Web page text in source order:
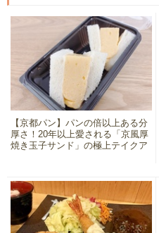
【京都パン】パンの倍以上ある分
厚さ！20年以上愛される「京風厚
焼き玉子サンド」の極上テイクア